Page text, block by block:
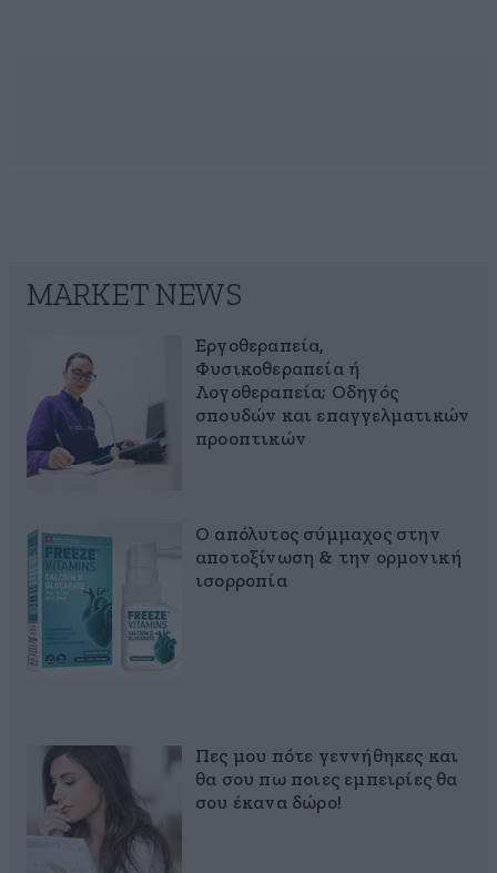
MARKET NEWS
Εργοθεραπεία,
Φυσικοθεραπεία ή
Λογοθεραπεία; Οδηγός
σπουδών και επαγγελματικών
προοπτικών
Ο απόλυτος σύμμαχος στην
αποτοξίνωση & την ορμονική
ισορροπία
Πες μου πότε γεννήθηκες και
θα σου πω ποιες εμπειρίες θα
σου έκανα δώρο!